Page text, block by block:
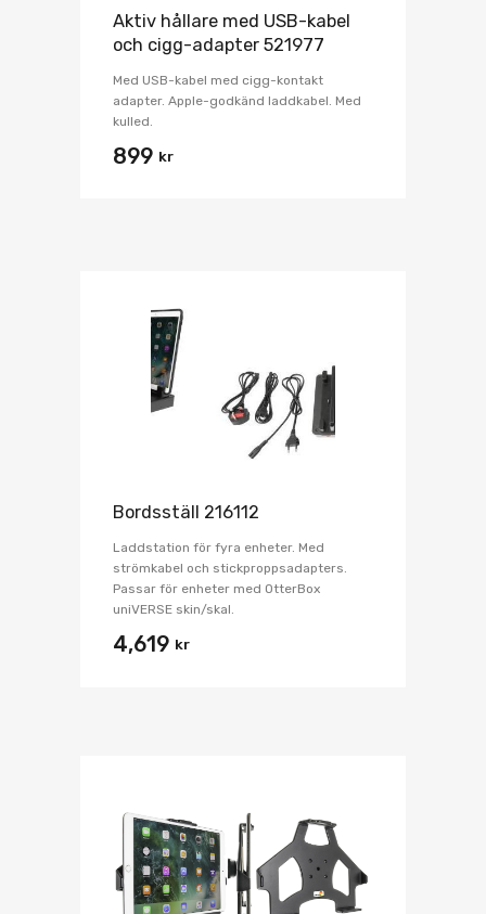
Aktiv hållare med USB-kabel
och cigg-adapter 521977
Med USB-kabel med cigg-kontakt
adapter. Apple-godkänd laddkabel. Med
kulled.
899 kr
Bordsställ 216112
Laddstation för fyra enheter. Med
strömkabel och stickproppsadapters.
Passar för enheter med OtterBox
uniVERSE skin/skal.
4,619 kr